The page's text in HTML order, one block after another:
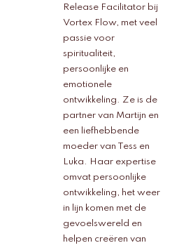
Release Facilitator bij
Vortex Flow, met veel
passie voor
spiritualiteit,
persoonlijke en
emotionele
ontwikkeling. Ze is de
partner van Martijn en
een liefhebbende
moeder van Tess en
Luka. Haar expertise
omvat persoonlijke
ontwikkeling, het weer
in lijn komen met de
gevoelswereld en
helpen creëren van